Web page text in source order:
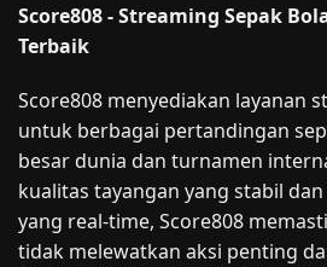
Score808 - Streaming Sepak
Terbaik
Score808 menyediakan layanan
untuk berbagai pertandingan
besar dunia dan turnamen
kualitas tayangan yang stabil
yang real-time, Score808
tidak melewatkan aksi penting